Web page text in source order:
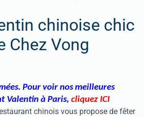
chinoise chic
Chez Vong
Pour voir nos meilleures
Valentin à Paris, cliquez ICI
chinois vous propose de fêter